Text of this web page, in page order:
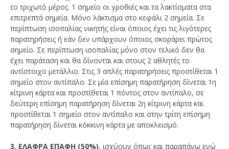
το τριχωτό μέρος. 1 σημείο οι γροθιές και τα λακτίσματα στα
επιτρεπτά σημεία. Μόνο λάκτισμα στο κεφάλι 2 σημεία. Σε
περίπτωση ισοπαλίας νικητής είναι όποιος έχει τις λιγότερες
παρατηρήσεις ή εάν δεν υπάρχουν όποιος σκοράρει πρώτος
σημείο. Σε περίπτωση ισοπαλίας μόνο στον τελικό δεν θα
έχει παράταση και θα δίνονται και στους 2 αθλητές το
αντίστοιχο μετάλλιο. Στις 3 απλές παρατηρήσεις προστίθεται 1
σημείο στον αντίπαλο. Σε μία επίσημη παρατήρηση δίνεται 1η
κίτρινη κάρτα και προστίθεται 1 πόντος στον αντίπαλο, σε
δεύτερη επίσημη παρατήρηση δίνεται 2η κίτρινη κάρτα και
προστίθεται 1 σημείο στον αντίπαλο και στην τρίτη επίσημη
παρατήρηση δίνεται κόκκινη κάρτα με αποκλεισμό.
3. ΕΛΑΦΡΑ ΕΠΑΦΗ (50%), ισχύουν όπως και παραπάνω ενώ